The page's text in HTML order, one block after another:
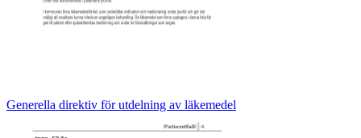
Generella direktiv för utdelning av läkemedel